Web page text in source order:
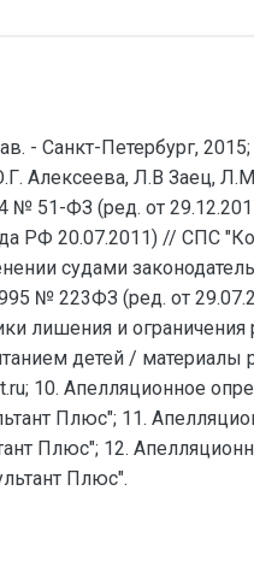
- Санкт-Петербург,
Алексеева, Л.В Заец,
№ 51-ФЗ (ред. от
РФ 20.07.2011) // СПС
судами
№ 223ФЗ (ред. от
лишения и
детей / материалы
10. Апелляционное
Плюс"; 11.
Плюс"; 12.
Плюс".